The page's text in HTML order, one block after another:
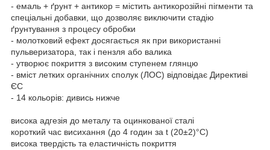
- емаль + ґрунт + антикор = містить антикорозійні пігменти та
спеціальні добавки, що дозволяє виключити стадію
ґрунтування з процесу обробки
- молотковий ефект досягається як при використанні
пульверизатора, так і пензля або валика
- утворює покриття з високим ступенем глянцю
- вміст летких органічних сполук (ЛОС) відповідає Директиві
ЄС
- 14 кольорів: дивись нижче
висока адгезія до металу та оцинкованої сталі
короткий час висихання (до 4 годин за t (20±2)°C)
висока твердість та еластичність покриття